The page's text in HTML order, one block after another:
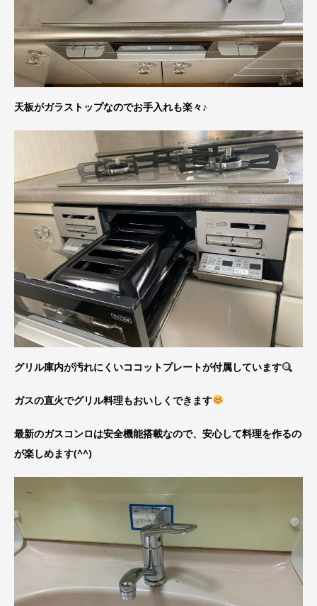
天板がガラストップなのでお手入れも楽々♪
グリル庫内が汚れにくいココットプレートが付属しています
ガスの直火でグリル料理もおいしくできます
最新のガスコンロは安全機能搭載なので、安心して料理を作るの
が楽しめます(^^)